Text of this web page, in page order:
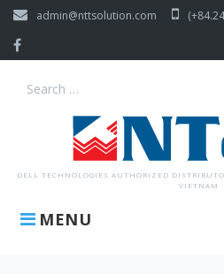
Skip
content
admin@nttsolution.com
DELL TECHNOLOGIES AUTHORIZED
VIETNAM
MENU
Search